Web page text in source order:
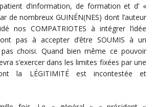
d’information, de formation et d’ «
de nombreux GUINÉN(NES) dont l’auteur
nos COMPATRIOTES à intégrer l’idée
pas à accepter d’être SOUMIS à un
pas choisi. Quand bien même ce pouvoir
s’exercer dans les limites fixées par une
la LÉGITIMITÉ est incontestée et